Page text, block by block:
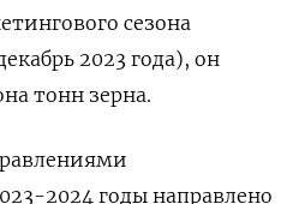
сезона
2023 года), он
тонн зерна.
2024 годы направлено